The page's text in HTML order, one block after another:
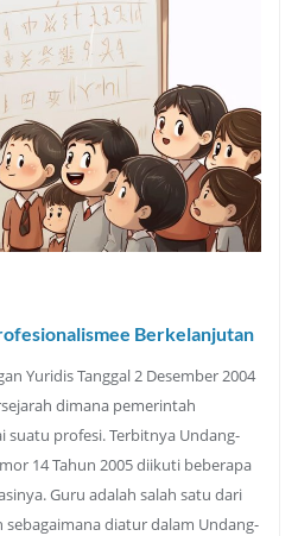
Berkelanjutan
Yuridis Tanggal 2 Desember 2004
dimana pemerintah
suatu profesi. Terbitnya Undang-
14 Tahun 2005 diikuti beberapa
Guru adalah salah satu dari
diatur dalam Undang-